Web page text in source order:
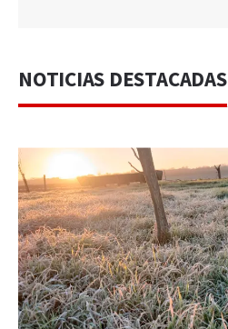
NOTICIAS DESTACADAS